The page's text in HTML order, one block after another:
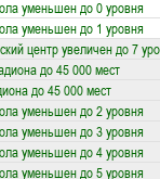
уменьшен до 0 уровня
уменьшен до 1 уровня
центр увеличен до 7
до 45 000 мест
до 45 000 мест
уменьшен до 2 уровня
уменьшен до 3 уровня
уменьшен до 4 уровня
уменьшен до 5 уровня